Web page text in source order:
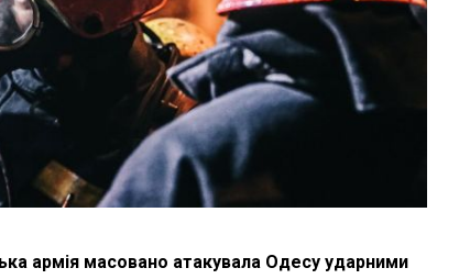
армія масовано атакувала Одесу ударними